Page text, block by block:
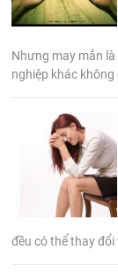
Nhưng may mắn
nghiệp khác không
đều có thể thay